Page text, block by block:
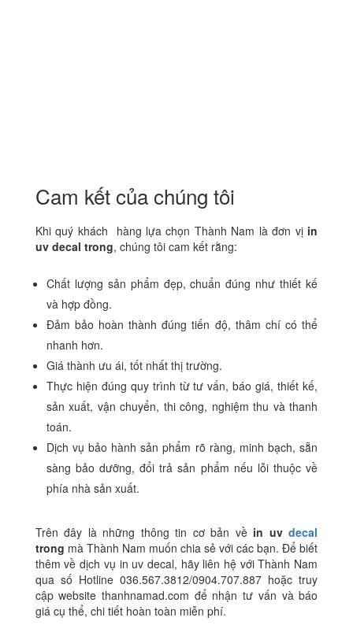
Cam kết của chúng tôi
Khi quý khách hàng lựa chọn Thành Nam là đơn vị in
uv decal trong, chúng tôi cam kết rằng:
Chất lượng sản phẩm đẹp, chuẩn đúng như thiết kế
và hợp đồng.
Đảm bảo hoàn thành đúng tiến độ, thâm chí có thể
nhanh hơn.
Giá thành ưu ái, tốt nhất thị trường.
Thực hiện đúng quy trình từ tư vấn, báo giá, thiết kế,
sản xuất, vận chuyển, thi công, nghiệm thu và thanh
toán.
Dịch vụ bảo hành sản phẩm rõ ràng, minh bạch, sẵn
sàng bảo dưỡng, đổi trả sản phẩm nếu lỗi thuộc về
phía nhà sản xuất.
Trên đây là những thông tin cơ bản về in uvdecal
trong mà Thành Nam muốn chia sẻ với các bạn. Để biết
thêm về dịch vụ in uv decal, hãy liên hệ với Thành Nam
qua số Hotline 036.567.3812/0904.707.887 hoặc truy
cập website thanhnamad.com để nhận tư vấn và báo
giá cụ thể, chi tiết hoàn toàn miễn phí.